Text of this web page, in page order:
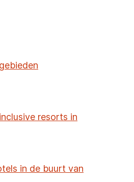
resorts in
in de buurt van